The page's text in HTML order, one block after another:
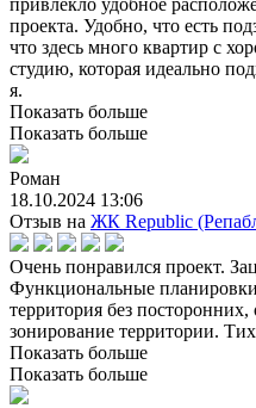
привлекло удобное
проекта. Удобно, что есть
что здесь много квартир с
студию, которая идеально
я.
Показать больше
Показать больше
Роман
18.10.2024 13:06
Отзыв на ЖК Republic
Очень понравился проект.
Функциональные планировки
территория без
зонирование территории.
Показать больше
Показать больше